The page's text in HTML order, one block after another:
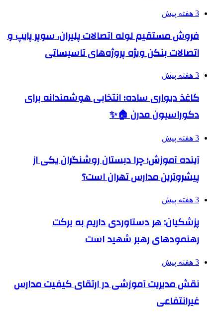
3 هفته پیش
فروش مستقیم لوله اتصالات پلیران، سوپر پایپ و
اتصالات بنکن ویژه پروژه‌های تاسیساتی
3 هفته پیش
کاغذ دیواری ساده؛ انتخابی هوشمندانه برای
دکوراسیون مدرن 🏠✨
3 هفته پیش
آینده آموزش؛ چرا دبستان روشنگران یکی از
پیشروترین مدارس تهران است؟
3 هفته پیش
پزشکیان: هر دستاوردی داریم به برکت
رهنمودهای رهبر شهید است
3 هفته پیش
نقش مدیریت آموزشی در ارتقای کیفیت مدارس
غیرانتفاعی